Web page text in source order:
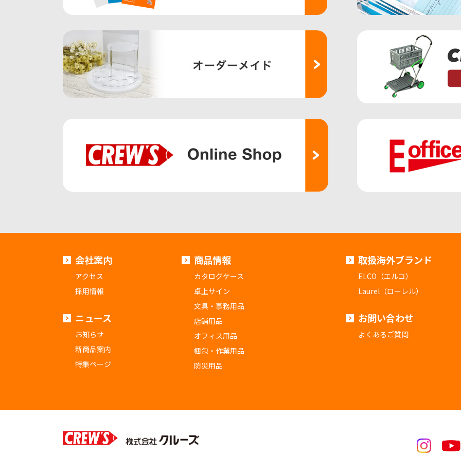
会社案内
アクセス
採用情報
ニュース
お知らせ
新商品案内
特集ページ
商品情報
カタログケース
卓上サイン
文具・事務用品
店舗用品
オフィス用品
梱包・作業用品
防災用品
取扱海外ブランド
ELCO（エルコ）
Laurel（ローレル）
お問い合わせ
よくあるご質問